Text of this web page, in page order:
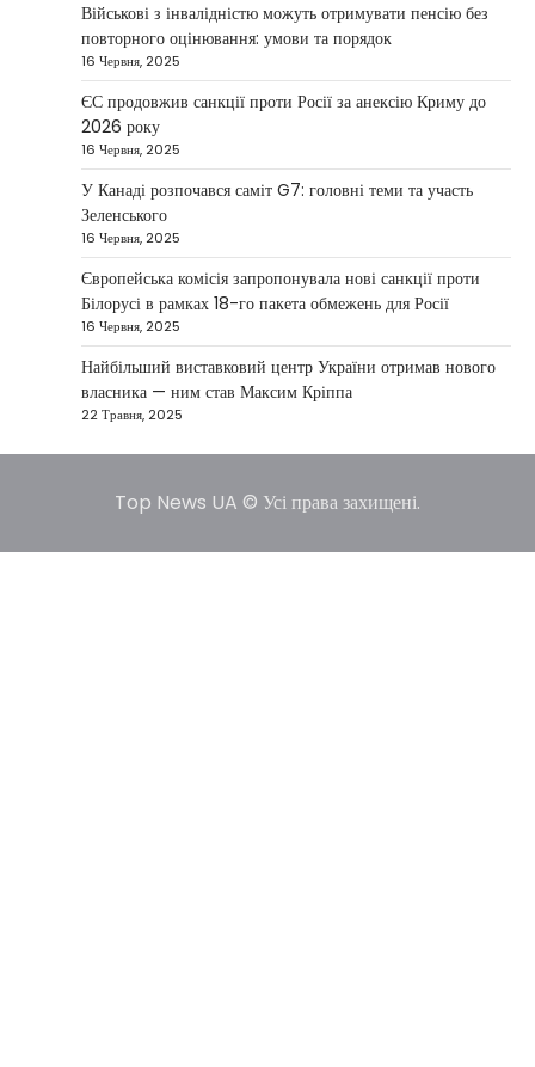
міжнародних партнерів у стабілізації ситуації
на…
НОВИНИ
Конфлікт на Близькому Сході
паралізував туризм і
авіаперевезення
1 Березня, 2026
Загострення конфлікту на Близькому Сході
суттєво вплинуло на міжнародні подорожі та
туристичну індустрію. Після ударів…
5
США не відкидають можливість
удару по Ірану у разі провалу
переговорів
Kolomysheva Anastasiya
17 Червня,
У США не виключають застосування сили проти
принесуть бажаних результатів.…
Військові з інвалідністю можуть отримувати пенсію без
повторного оцінювання: умови та порядок
16 Червня, 2025
ЄС продовжив санкції проти Росії за анексію Криму до
2026 року
16 Червня, 2025
У Канаді розпочався саміт G7: головні теми та участь
Зеленського
16 Червня, 2025
Європейська комісія запропонувала нові санкції проти
Білорусі в рамках 18-го пакета обмежень для Росії
16 Червня, 2025
Найбільший виставковий центр України отримав нового
власника — ним став Максим Кріппа
22 Травня, 2025
Top News UA © Усі права захищені.